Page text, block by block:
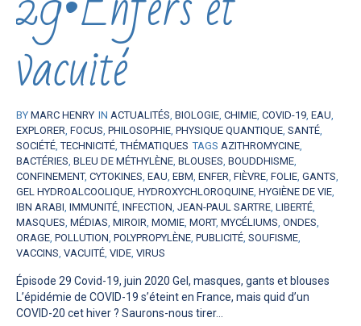
vacuité
BY MARC HENRY IN ACTUALITÉS, BIOLOGIE, CHIMIE, COVID-19, EAU,
EXPLORER, FOCUS, PHILOSOPHIE, PHYSIQUE QUANTIQUE, SANTÉ,
SOCIÉTÉ,TECHNICITÉ,THÉMATIQUES TAGS AZITHROMYCINE,
BACTÉRIES, BLEU DE MÉTHYLÈNE, BLOUSES, BOUDDHISME,
CONFINEMENT, CYTOKINES, EAU, EBM, ENFER, FIÈVRE, FOLIE, GANTS,
GEL HYDROALCOOLIQUE, HYDROXYCHLOROQUINE, HYGIÈNE DE VIE,
IBN ARABI, IMMUNITÉ, INFECTION, JEAN-PAUL SARTRE, LIBERTÉ,
MASQUES, MÉDIAS, MIROIR, MOMIE, MORT, MYCÉLIUMS, ONDES,
ORAGE, POLLUTION, POLYPROPYLÈNE, PUBLICITÉ, SOUFISME,
VACCINS, VACUITÉ, VIDE, VIRUS
Épisode 29 Covid-19, juin 2020 Gel, masques, gants et blouses
L’épidémie de COVID-19 s’éteint en France, mais quid d’un
COVID-20 cet hiver ? Saurons-nous tirer...